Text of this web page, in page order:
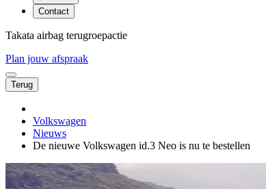
Contact
Takata airbag terugroepactie
Plan jouw afspraak
Terug
Volkswagen
Nieuws
De nieuwe Volkswagen id.3 Neo is nu te bestellen